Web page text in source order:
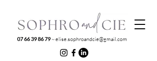
07 66 39 86 79~elise.sophroandcie@gmail.com